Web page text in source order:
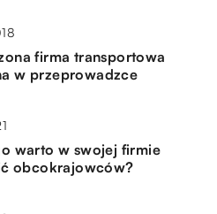
firma transportowa
w przeprowadzce
warto w swojej firmie
obcokrajowców?